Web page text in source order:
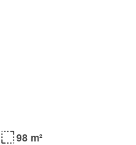
98 m²